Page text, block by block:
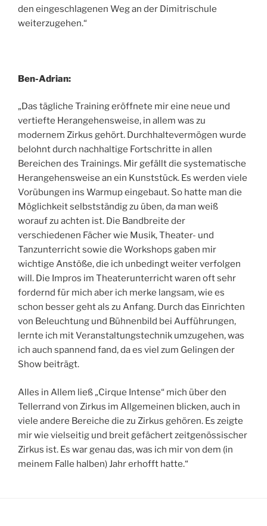
den eingeschlagenen Weg an der Dimitrischule
weiterzugehen.“
Ben-Adrian:
„Das tägliche Training eröffnete mir eine neue und
vertiefte Herangehensweise, in allem was zu
modernem Zirkus gehört. Durchhaltevermögen wurde
belohnt durch nachhaltige Fortschritte in allen
Bereichen des Trainings. Mir gefällt die systematische
Herangehensweise an ein Kunststück. Es werden viele
Vorübungen ins Warmup eingebaut. So hatte man die
Möglichkeit selbstständig zu üben, da man weiß
worauf zu achten ist. Die Bandbreite der
verschiedenen Fächer wie Musik, Theater- und
Tanzunterricht sowie die Workshops gaben mir
wichtige Anstöße, die ich unbedingt weiter verfolgen
will. Die Impros im Theaterunterricht waren oft sehr
fordernd für mich aber ich merke langsam, wie es
schon besser geht als zu Anfang. Durch das Einrichten
von Beleuchtung und Bühnenbild bei Aufführungen,
lernte ich mit Veranstaltungstechnik umzugehen, was
ich auch spannend fand, da es viel zum Gelingen der
Show beiträgt.
Alles in Allem ließ „Cirque Intense“ mich über den
Tellerrand von Zirkus im Allgemeinen blicken, auch in
viele andere Bereiche die zu Zirkus gehören. Es zeigte
mir wie vielseitig und breit gefächert zeitgenössischer
Zirkus ist. Es war genau das, was ich mir von dem (in
meinem Falle halben) Jahr erhofft hatte.“